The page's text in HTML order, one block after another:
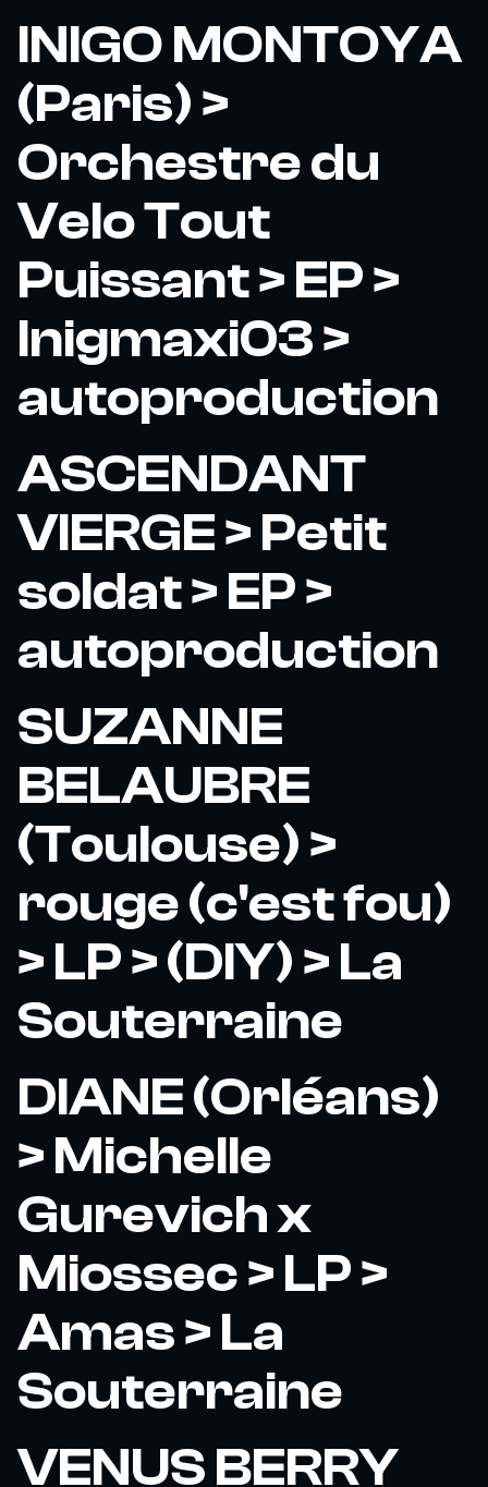
INIGO MONTOYA
(Paris) >
Orchestre du
Velo Tout
Puissant > EP >
Inigmaxi03 >
autoproduction
ASCENDANT
VIERGE > Petit
soldat > EP >
autoproduction
SUZANNE
BELAUBRE
(Toulouse) >
rouge (c'est fou)
> LP > (DIY) > La
Souterraine
DIANE (Orléans)
> Michelle
Gurevich x
Miossec > LP >
Amas > La
Souterraine
VENUS BERRY